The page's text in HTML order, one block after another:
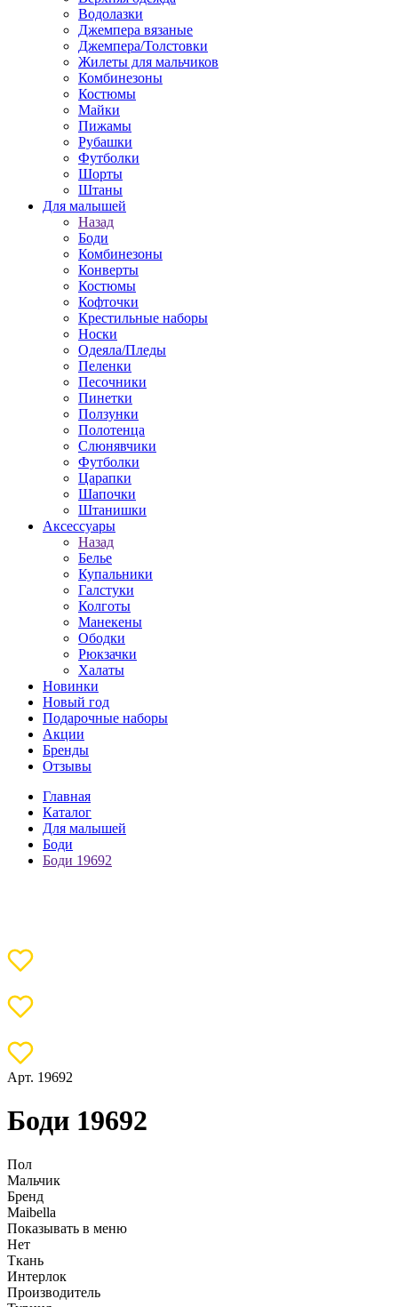
Водолазки
Джемпера вязаные
Джемпера/Толстовки
Жилеты для мальчиков
Комбинезоны
Костюмы
Майки
Пижамы
Рубашки
Футболки
Шорты
Штаны
Для малышей
Назад
Боди
Комбинезоны
Конверты
Костюмы
Кофточки
Крестильные наборы
Носки
Одеяла/Пледы
Пеленки
Песочники
Пинетки
Ползунки
Полотенца
Слюнявчики
Футболки
Царапки
Шапочки
Штанишки
Аксессуары
Назад
Белье
Купальники
Галстуки
Колготы
Манекены
Ободки
Рюкзачки
Халаты
Новинки
Новый год
Подарочные наборы
Акции
Бренды
Отзывы
Главная
Каталог
Для малышей
Боди
Боди 19692
Арт. 19692
Боди 19692
Пол
Мальчик
Бренд
Maibella
Показывать в меню
Нет
Ткань
Интерлок
Производитель